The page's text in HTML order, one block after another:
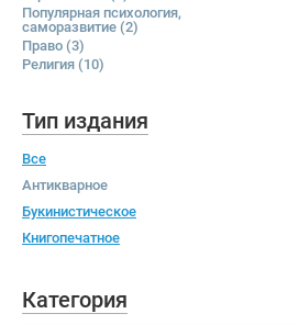
Популярная психология,
саморазвитие (2)
Право (3)
Религия (10)
Тип издания
Все
Антикварное
Букинистическое
Книгопечатное
Категория